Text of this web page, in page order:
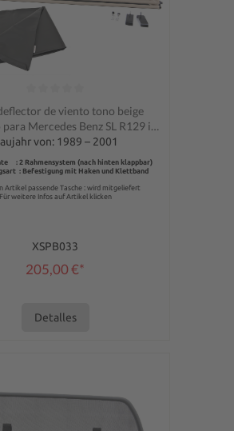
promedio de 0 de 5 estrellas
de viento tono beige
Mercedes Benz SL R129 in
beige
von: 1989 – 2001
: 2 Rahmensystem (nach hinten klappbar)
: Befestigung mit Haken und Klettband
Artikel passende Tasche : wird mitgeliefert
Für weitere Infos auf Artikel klicken
XSPB033
205,00 €*
Detalles